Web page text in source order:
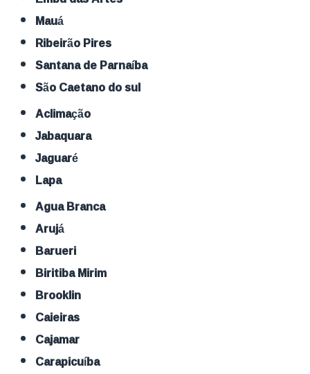
Mauá
Ribeirão Pires
Santana de Parnaíba
São Caetano do sul
Aclimação
Jabaquara
Jaguaré
Lapa
Agua Branca
Arujá
Barueri
Biritiba Mirim
Brooklin
Caieiras
Cajamar
Carapicuíba